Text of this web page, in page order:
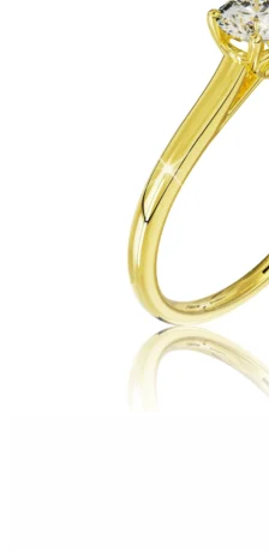
Twist Elegance
Zásnubné prstne z kolekcie